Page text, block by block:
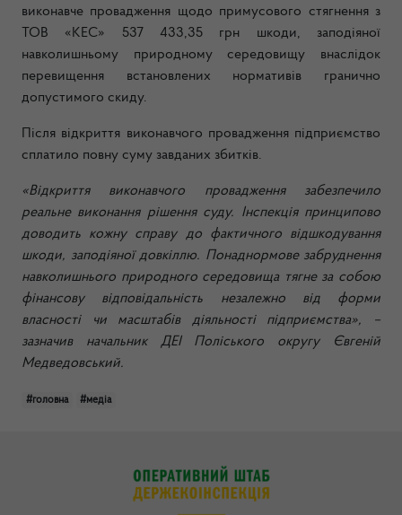
виконавче провадження щодо примусового стягнення з
ТОВ «КЕС» 537 433,35 грн шкоди, заподіяної
навколишньому природному середовищу внаслідок
перевищення встановлених нормативів гранично
допустимого скиду.
Після відкриття виконавчого провадження підприємство
сплатило повну суму завданих збитків.
«Відкриття виконавчого провадження забезпечило
реальне виконання рішення суду. Інспекція принципово
доводить кожну справу до фактичного відшкодування
шкоди, заподіяної довкіллю. Понаднормове забруднення
навколишнього природного середовища тягне за собою
фінансову відповідальність незалежно від форми
власності чи масштабів діяльності підприємства», –
зазначив начальник ДЕІ Поліського округу Євгеній
Медведовський.
#головна #медіа